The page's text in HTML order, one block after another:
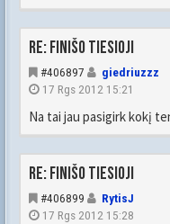
Re: FINIŠO TIESIOJI
#406897
giedriuzzz
17 Rgs 2012 15:21
Na tai jau pasigirk kokį
Re: FINIŠO TIESIOJI
#406899
RytisJ
17 Rgs 2012 15:28